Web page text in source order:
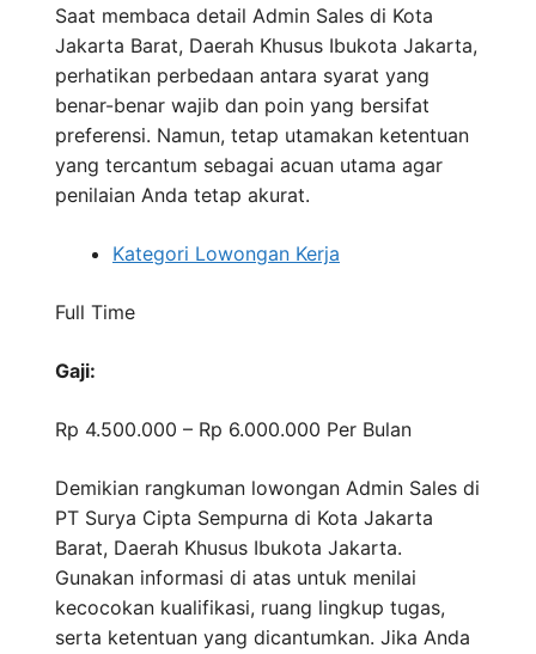
Saat membaca detail Admin Sales di Kota
Jakarta Barat, Daerah Khusus Ibukota Jakarta,
perhatikan perbedaan antara syarat yang
benar-benar wajib dan poin yang bersifat
preferensi. Namun, tetap utamakan ketentuan
yang tercantum sebagai acuan utama agar
penilaian Anda tetap akurat.
Kategori Lowongan Kerja
Full Time
Gaji:
Rp 4.500.000 – Rp 6.000.000 Per Bulan
Demikian rangkuman lowongan Admin Sales di
PT Surya Cipta Sempurna di Kota Jakarta
Barat, Daerah Khusus Ibukota Jakarta.
Gunakan informasi di atas untuk menilai
kecocokan kualifikasi, ruang lingkup tugas,
serta ketentuan yang dicantumkan. Jika Anda